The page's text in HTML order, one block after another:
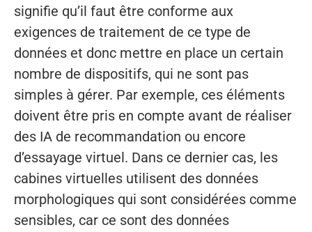
signifie qu’il faut être conforme aux
exigences de traitement de ce type de
données et donc mettre en place un certain
nombre de dispositifs, qui ne sont pas
simples à gérer. Par exemple, ces éléments
doivent être pris en compte avant de réaliser
des IA de recommandation ou encore
d’essayage virtuel. Dans ce dernier cas, les
cabines virtuelles utilisent des données
morphologiques qui sont considérées comme
sensibles, car ce sont des données